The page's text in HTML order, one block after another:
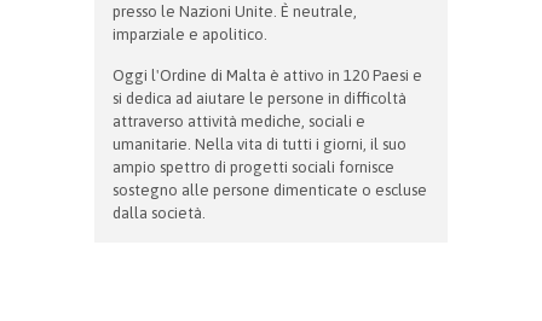
presso le Nazioni Unite. È neutrale,
imparziale e apolitico.
Oggi l'Ordine di Malta è attivo in 120 Paesi e
si dedica ad aiutare le persone in difficoltà
attraverso attività mediche, sociali e
umanitarie. Nella vita di tutti i giorni, il suo
ampio spettro di progetti sociali fornisce
sostegno alle persone dimenticate o escluse
dalla società.